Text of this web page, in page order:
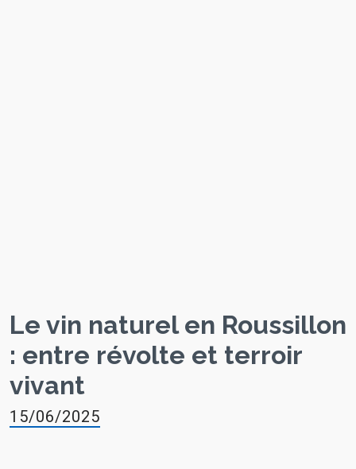
Le vin naturel en Roussillon
: entre révolte et terroir
vivant
15/06/2025